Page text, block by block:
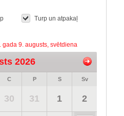
Turp un atpakaļ
gada 9. augusts, svētdiena
2026
C P S Sv
30 31 1 2